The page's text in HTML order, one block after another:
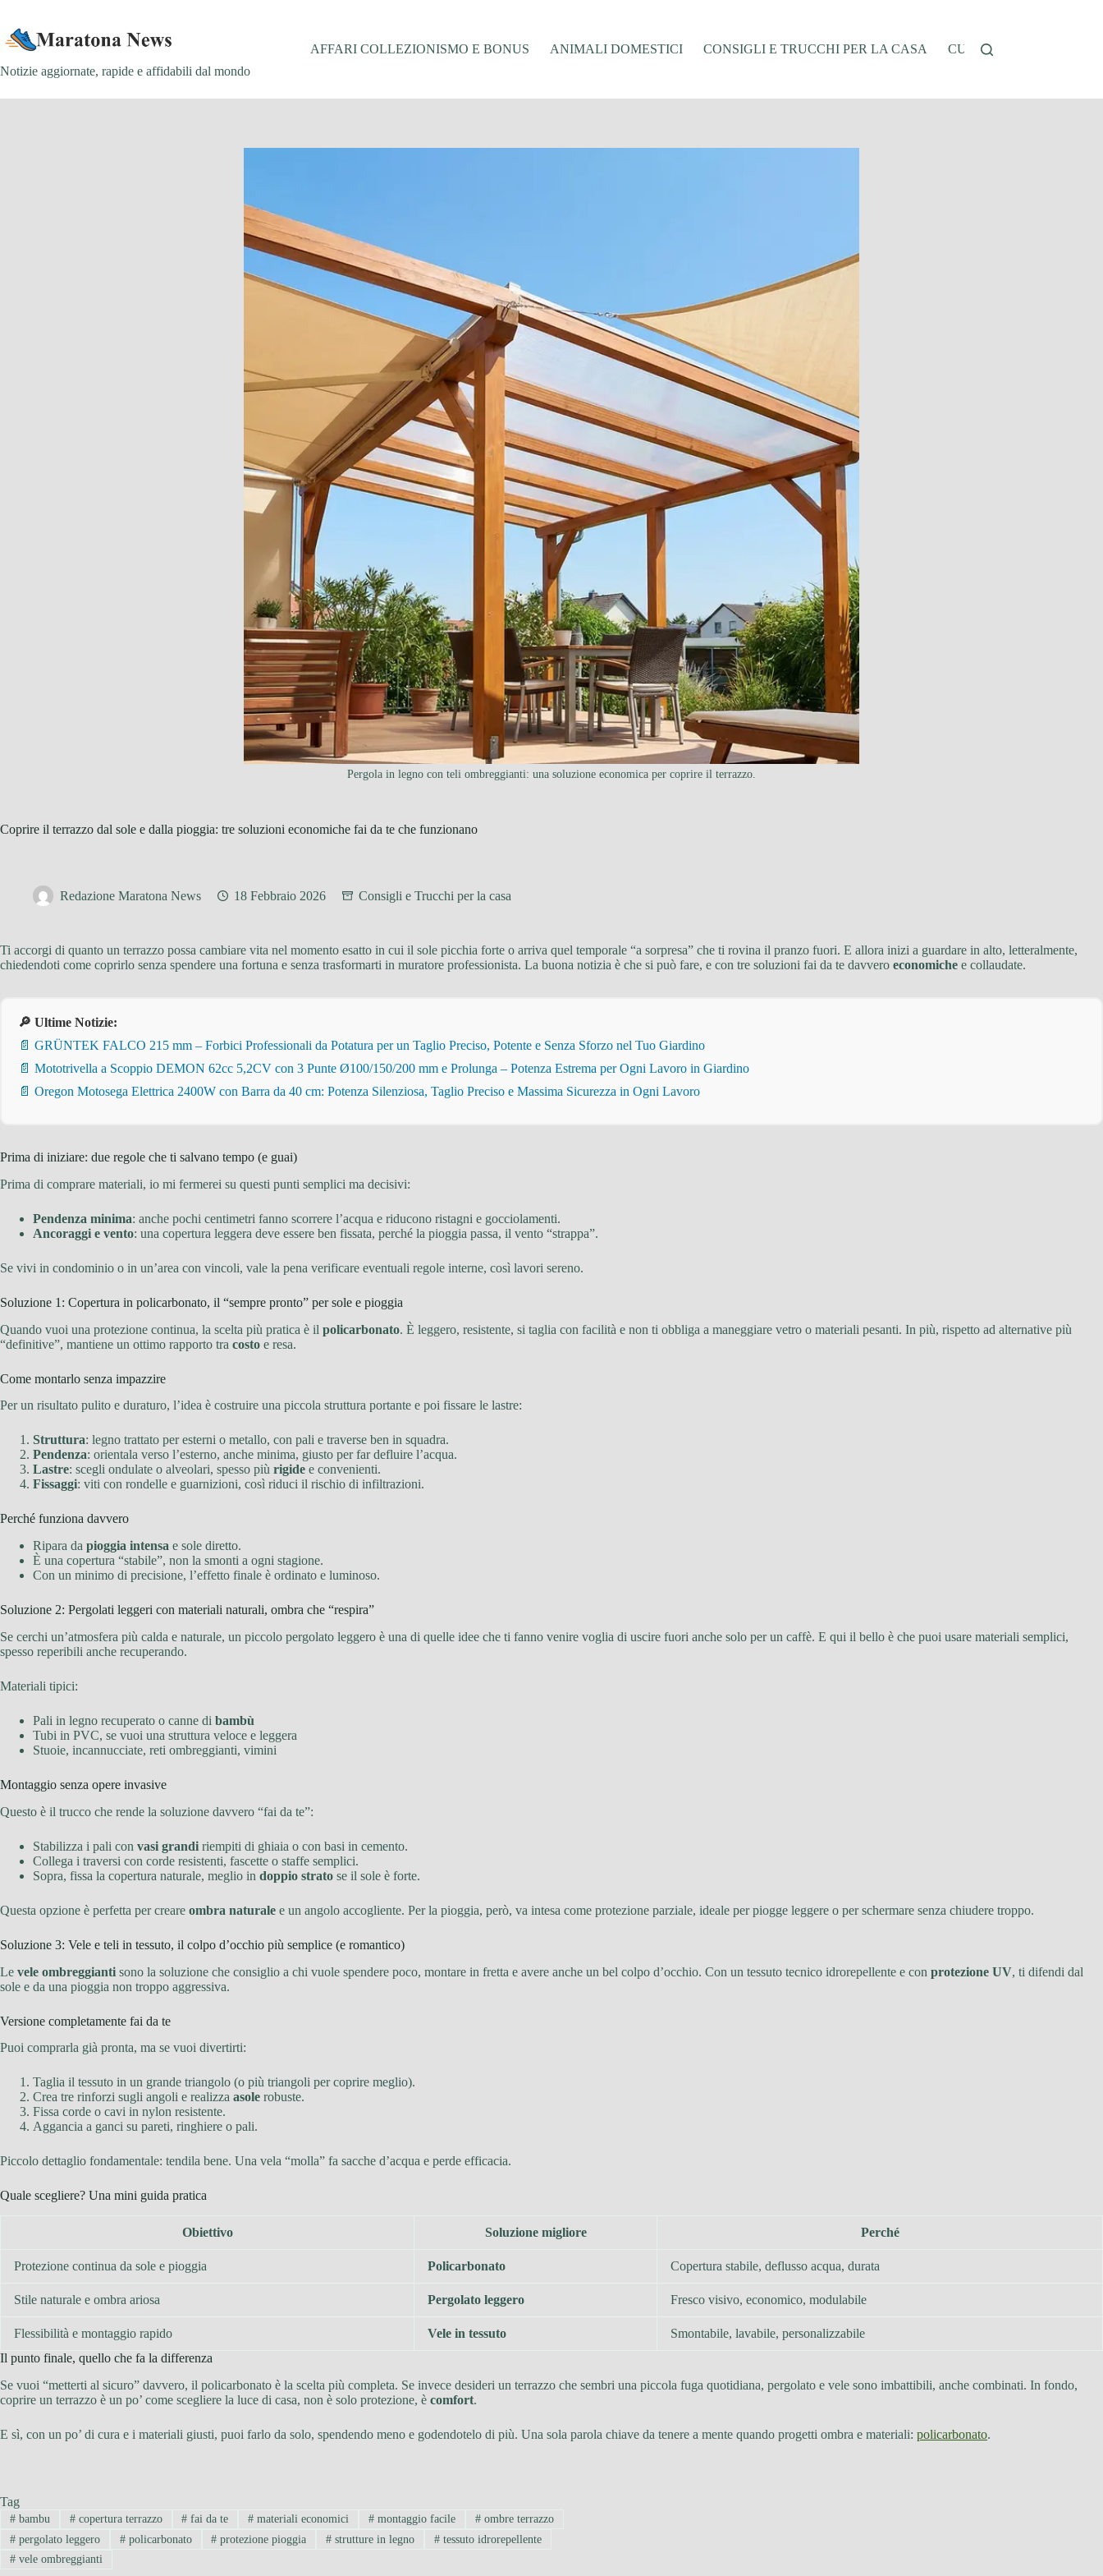
contenuto
Notizie aggiornate, rapide e affidabili dal mondo
AFFARI COLLEZIONISMO E BONUS ANIMALI DOMESTICI CONSIGLI E TRUCCHI PER LA CASA CUCINA E RICETTE
Pergola in legno con teli ombreggianti: una soluzione economica per coprire il terrazzo.
Coprire il terrazzo dal sole e dalla pioggia: tre soluzioni economiche fai da te che funzionano
Redazione Maratona News 18 Febbraio 2026 Consigli e Trucchi per la casa
Ti accorgi di quanto un terrazzo possa cambiare vita nel momento esatto in cui il sole picchia forte o arriva quel temporale “a sorpresa” che ti rovina il pranzo fuori. E allora inizi a guardare in alto, letteralmente,
chiedendoti come coprirlo senza spendere una fortuna e senza trasformarti in muratore professionista. La buona notizia è che si può fare, e con tre soluzioni fai da te davvero economiche e collaudate.
🔎 Ultime Notizie:
📄 GRÜNTEK FALCO 215 mm – Forbici Professionali da Potatura per un Taglio Preciso, Potente e Senza Sforzo nel Tuo Giardino
📄 Mototrivella a Scoppio DEMON 62cc 5,2CV con 3 Punte Ø100/150/200 mm e Prolunga – Potenza Estrema per Ogni Lavoro in Giardino
📄 Oregon Motosega Elettrica 2400W con Barra da 40 cm: Potenza Silenziosa, Taglio Preciso e Massima Sicurezza in Ogni Lavoro
Prima di iniziare: due regole che ti salvano tempo (e guai)
Prima di comprare materiali, io mi fermerei su questi punti semplici ma decisivi:
Pendenza minima: anche pochi centimetri fanno scorrere l’acqua e riducono ristagni e gocciolamenti.
Ancoraggi e vento: una copertura leggera deve essere ben fissata, perché la pioggia passa, il vento “strappa”.
Se vivi in condominio o in un’area con vincoli, vale la pena verificare eventuali regole interne, così lavori sereno.
Soluzione 1: Copertura in policarbonato, il “sempre pronto” per sole e pioggia
Quando vuoi una protezione continua, la scelta più pratica è il policarbonato. È leggero, resistente, si taglia con facilità e non ti obbliga a maneggiare vetro o materiali pesanti. In più, rispetto ad alternative più
“definitive”, mantiene un ottimo rapporto tra costo e resa.
Come montarlo senza impazzire
Per un risultato pulito e duraturo, l’idea è costruire una piccola struttura portante e poi fissare le lastre:
Struttura: legno trattato per esterni o metallo, con pali e traverse ben in squadra.
Pendenza: orientala verso l’esterno, anche minima, giusto per far defluire l’acqua.
Lastre: scegli ondulate o alveolari, spesso più rigide e convenienti.
Fissaggi: viti con rondelle e guarnizioni, così riduci il rischio di infiltrazioni.
Perché funziona davvero
Ripara da pioggia intensa e sole diretto.
È una copertura “stabile”, non la smonti a ogni stagione.
Con un minimo di precisione, l’effetto finale è ordinato e luminoso.
Soluzione 2: Pergolati leggeri con materiali naturali, ombra che “respira”
Se cerchi un’atmosfera più calda e naturale, un piccolo pergolato leggero è una di quelle idee che ti fanno venire voglia di uscire fuori anche solo per un caffè. E qui il bello è che puoi usare materiali semplici,
spesso reperibili anche recuperando.
Materiali tipici:
Pali in legno recuperato o canne di bambù
Tubi in PVC, se vuoi una struttura veloce e leggera
Stuoie, incannucciate, reti ombreggianti, vimini
Montaggio senza opere invasive
Questo è il trucco che rende la soluzione davvero “fai da te”:
Stabilizza i pali con vasi grandi riempiti di ghiaia o con basi in cemento.
Collega i traversi con corde resistenti, fascette o staffe semplici.
Sopra, fissa la copertura naturale, meglio in doppio strato se il sole è forte.
Questa opzione è perfetta per creare ombra naturale e un angolo accogliente. Per la pioggia, però, va intesa come protezione parziale, ideale per piogge leggere o per schermare senza chiudere troppo.
Soluzione 3: Vele e teli in tessuto, il colpo d’occhio più semplice (e romantico)
Le vele ombreggianti sono la soluzione che consiglio a chi vuole spendere poco, montare in fretta e avere anche un bel colpo d’occhio. Con un tessuto tecnico idrorepellente e con protezione UV, ti difendi dal
sole e da una pioggia non troppo aggressiva.
Versione completamente fai da te
Puoi comprarla già pronta, ma se vuoi divertirti:
Taglia il tessuto in un grande triangolo (o più triangoli per coprire meglio).
Crea tre rinforzi sugli angoli e realizza asole robuste.
Fissa corde o cavi in nylon resistente.
Aggancia a ganci su pareti, ringhiere o pali.
Piccolo dettaglio fondamentale: tendila bene. Una vela “molla” fa sacche d’acqua e perde efficacia.
Quale scegliere? Una mini guida pratica
Obiettivo Soluzione migliore Perché
Protezione continua da sole e pioggia Policarbonato Copertura stabile, deflusso acqua, durata
Stile naturale e ombra ariosa Pergolato leggero Fresco visivo, economico, modulabile
Flessibilità e montaggio rapido Vele in tessuto
Smontabile, lavabile, personalizzabile
Il punto finale, quello che fa la differenza
Se vuoi “metterti al sicuro” davvero, il policarbonato è la scelta più completa. Se invece desideri un terrazzo che sembri una piccola fuga quotidiana, pergolato e vele sono imbattibili, anche combinati. In fondo,
coprire un terrazzo è un po’ come scegliere la luce di casa, non è solo protezione, è comfort.
E sì, con un po’ di cura e i materiali giusti, puoi farlo da solo, spendendo meno e godendotelo di più. Una sola parola chiave da tenere a mente quando progetti ombra e materiali: policarbonato.
Tag
#bambu #copertura terrazzo # fai da te # materiali economici # montaggio facile #ombre terrazzo
#pergolato leggero #policarbonato # protezione pioggia # strutture in legno # tessuto idrorepellente
#vele ombreggianti